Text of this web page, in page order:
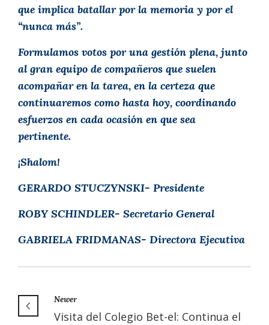
que implica batallar por la memoria y por el
“nunca más”.
Formulamos votos por una gestión plena, junto
al gran equipo de compañeros que suelen
acompañar en la tarea, en la certeza que
continuaremos como hasta hoy, coordinando
esfuerzos en cada ocasión en que sea
pertinente.
¡Shalom!
GERARDO STUCZYNSKI- Presidente
ROBY SCHINDLER- Secretario General
GABRIELA FRIDMANAS- Directora Ejecutiva
Newer
Visita del Colegio Bet-el: Continua el